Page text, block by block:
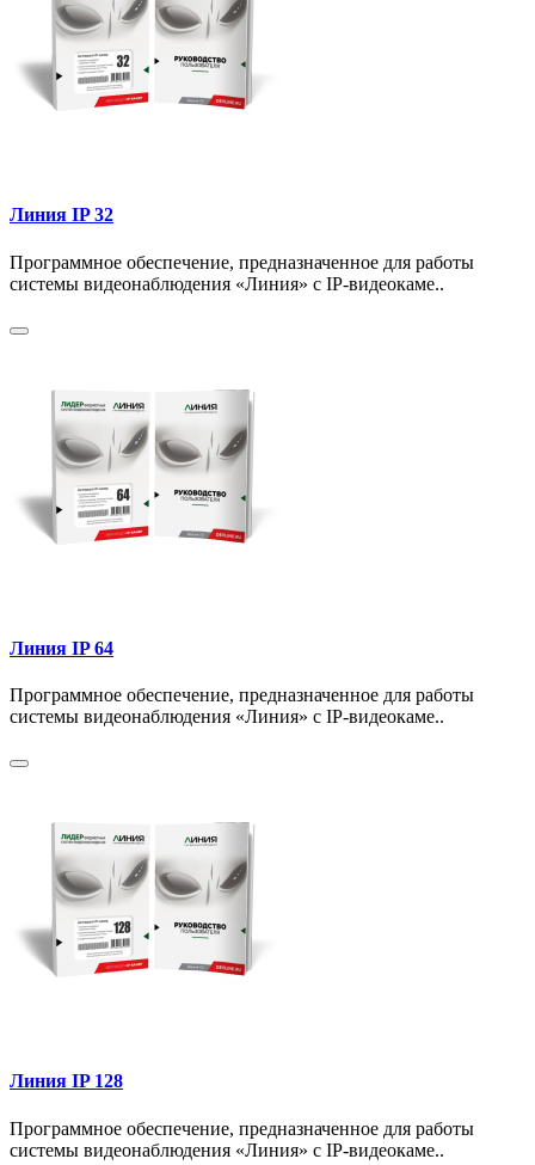
Линия IP 32
Программное обеспечение, предназначенное для работы
системы видеонаблюдения «Линия» с IP-видеокаме..
Линия IP 64
Программное обеспечение, предназначенное для работы
системы видеонаблюдения «Линия» с IP-видеокаме..
Линия IP 128
Программное обеспечение, предназначенное для работы
системы видеонаблюдения «Линия» с IP-видеокаме..